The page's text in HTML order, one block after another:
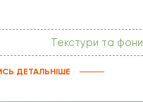
Текстури та фони
ДЕТАЛЬНІШЕ